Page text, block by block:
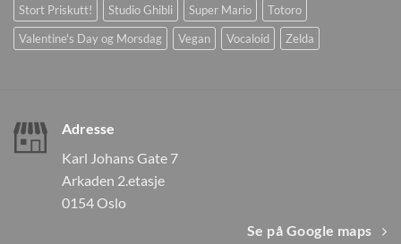
Stort Priskutt!
Studio Ghibli Super Mario
Totoro
Valentine's Day og Morsdag
Vegan Vocaloid Zelda
Adresse
Karl Johans Gate 7
Arkaden 2.etasje
0154 Oslo
Se på Google maps